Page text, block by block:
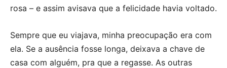
rosa – e assim avisava que a felicidade havia voltado.
Sempre que eu viajava, minha preocupação era com
ela. Se a ausência fosse longa, deixava a chave de
casa com alguém, pra que a regasse. As outras